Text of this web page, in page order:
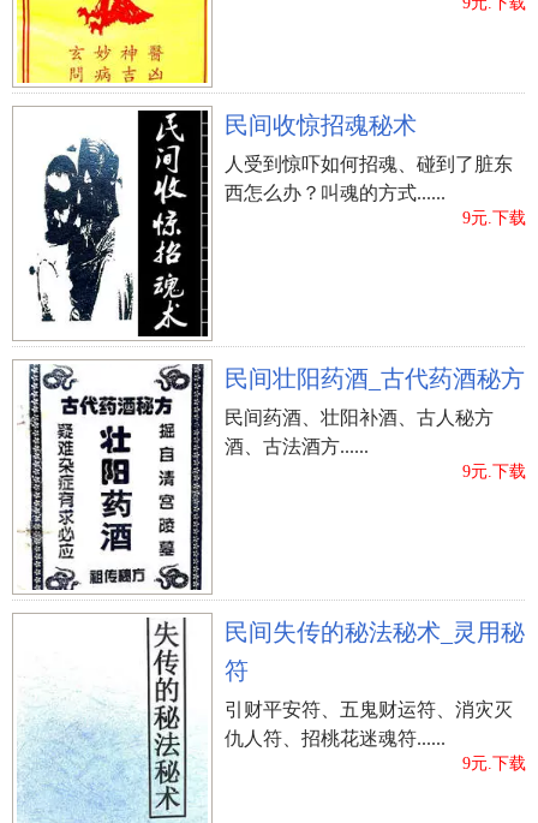
民间收惊招魂秘术
人受到惊吓如何招魂、碰到了脏东
西怎么办？叫魂的方式......
9元.下载
民间壮阳药酒_古代药酒秘方
民间药酒、壮阳补酒、古人秘方
酒、古法酒方......
9元.下载
民间失传的秘法秘术_灵用秘
符
引财平安符、五鬼财运符、消灾灭
仇人符、招桃花迷魂符......
9元.下载